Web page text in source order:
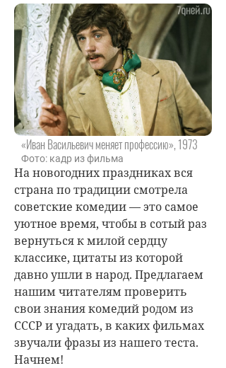
«Иван Васильевич меняет профессию», 1973
Фото: кадр из фильма
На новогодних праздниках вся
страна по традиции смотрела
советские комедии — это самое
уютное время, чтобы в сотый раз
вернуться к милой сердцу
классике, цитаты из которой
давно ушли в народ. Предлагаем
нашим читателям проверить
свои знания комедий родом из
СССР и угадать, в каких фильмах
звучали фразы из нашего теста.
Начнем!